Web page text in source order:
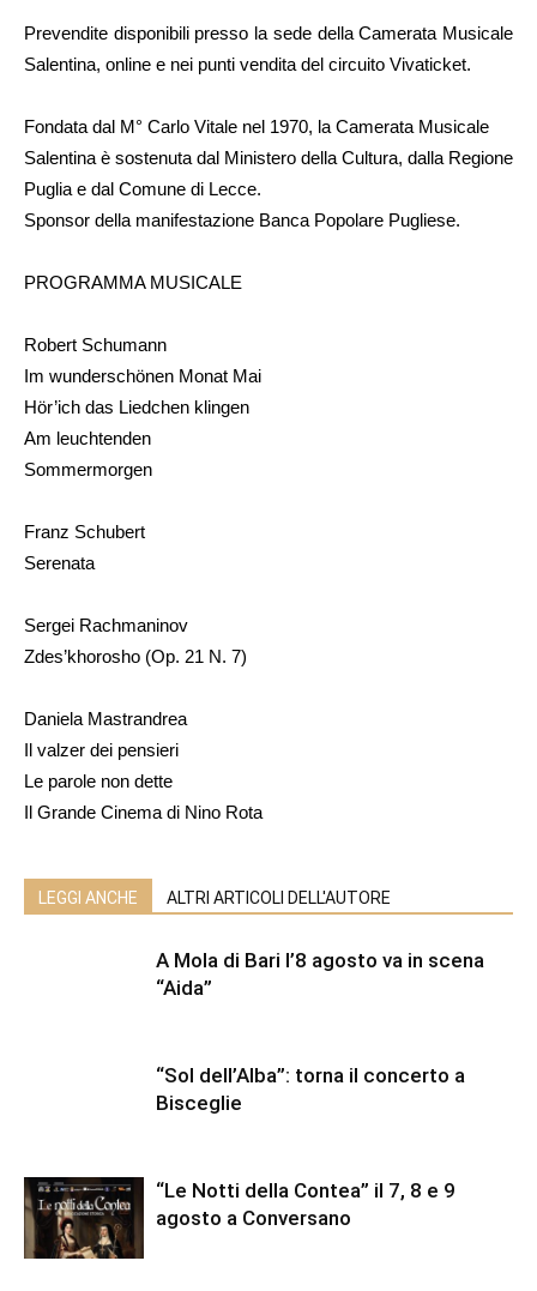
Prevendite disponibili presso la sede della Camerata Musicale
Salentina, online e nei punti vendita del circuito Vivaticket.
Fondata dal M° Carlo Vitale nel 1970, la Camerata Musicale
Salentina è sostenuta dal Ministero della Cultura, dalla Regione
Puglia e dal Comune di Lecce.
Sponsor della manifestazione Banca Popolare Pugliese.
PROGRAMMA MUSICALE
Robert Schumann
Im wunderschönen Monat Mai
Hör’ich das Liedchen klingen
Am leuchtenden
Sommermorgen
Franz Schubert
Serenata
Sergei Rachmaninov
Zdes’khorosho (Op. 21 N. 7)
Daniela Mastrandrea
Il valzer dei pensieri
Le parole non dette
Il Grande Cinema di Nino Rota
LEGGI ANCHE ALTRI ARTICOLI DELL'AUTORE
A Mola di Bari l’8 agosto va in scena
“Aida”
“Sol dell’Alba”: torna il concerto a
Bisceglie
“Le Notti della Contea” il 7, 8 e 9
agosto a Conversano